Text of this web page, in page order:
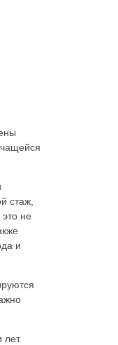
стаж,
не
и
лет.